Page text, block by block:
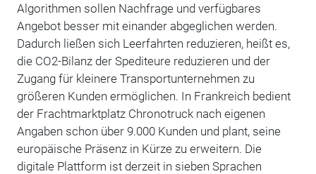
Algorithmen sollen Nachfrage und verfügbares
Angebot besser mit einander abgeglichen werden.
Dadurch ließen sich Leerfahrten reduzieren, heißt es,
die CO2-Bilanz der Spediteure reduzieren und der
Zugang für kleinere Transportunternehmen zu
größeren Kunden ermöglichen. In Frankreich bedient
der Frachtmarktplatz Chronotruck nach eigenen
Angaben schon über 9.000 Kunden und plant, seine
europäische Präsenz in Kürze zu erweitern. Die
digitale Plattform ist derzeit in sieben Sprachen